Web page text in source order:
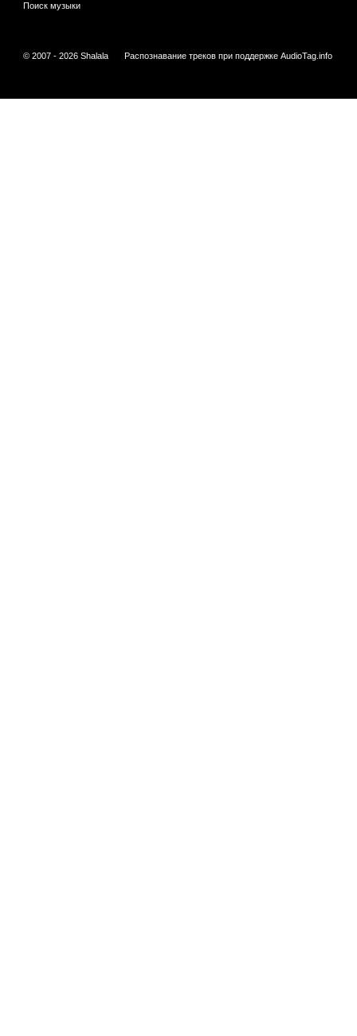
Поиск музыки
© 2007 - 2026 Shalala Распознавание треков при поддержке AudioTag.info